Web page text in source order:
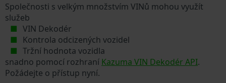
Společnosti s velkým množstvím VINů mohou využít
služeb
VIN Dekodér
Kontrola odcizených vozidel
Tržní hodnota vozidla
snadno pomocí rozhraní Kazuma VIN Dekodér API.
Požádejte o přístup nyní.